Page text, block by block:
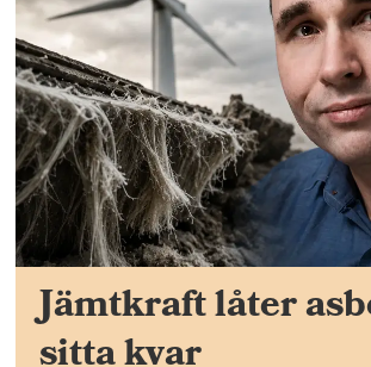
Jämtkraft låter